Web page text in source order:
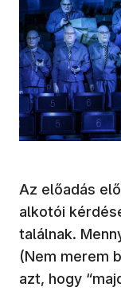
Az előadás
alkotói
találnak.
(Nem merem
azt, hogy